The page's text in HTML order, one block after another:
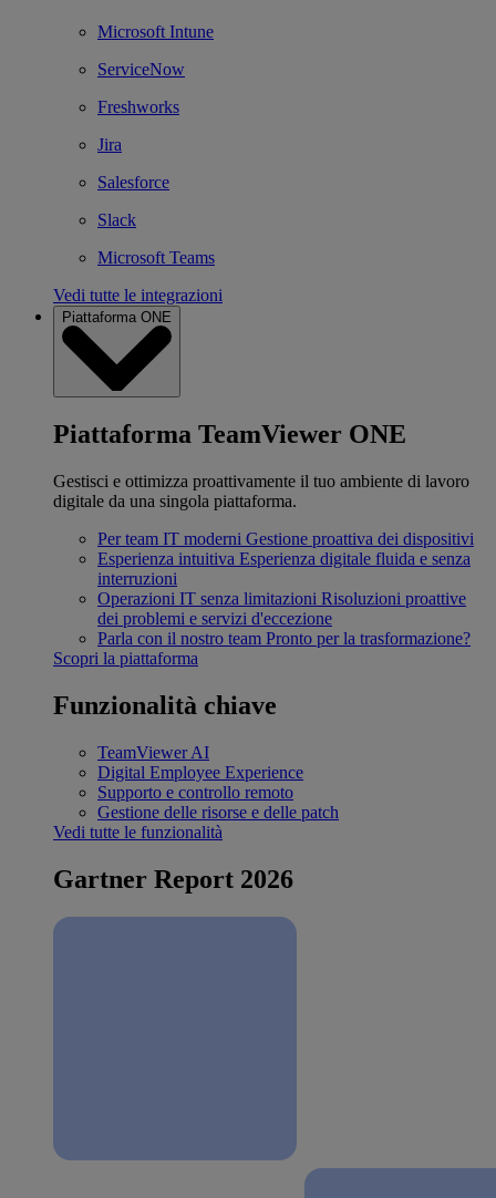
Microsoft Intune
ServiceNow
Freshworks
Jira
Salesforce
Slack
Microsoft Teams
Vedi tutte le integrazioni
Piattaforma ONE
Piattaforma TeamViewer ONE
Gestisci e ottimizza proattivamente il tuo ambiente di lavoro
digitale da una singola piattaforma.
Per team IT moderni Gestione proattiva dei dispositivi
Esperienza intuitiva Esperienza digitale fluida e senza
interruzioni
Operazioni IT senza limitazioni Risoluzioni proattive
dei problemi e servizi d'eccezione
Parla con il nostro team Pronto per la trasformazione?
Scopri la piattaforma
Funzionalità chiave
TeamViewer AI
Digital Employee Experience
Supporto e controllo remoto
Gestione delle risorse e delle patch
Vedi tutte le funzionalità
Gartner Report 2026